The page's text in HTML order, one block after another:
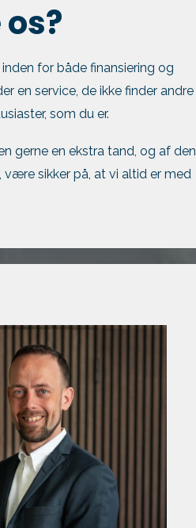
for både finansiering og
en service, de ikke finder andre
som du er.
gerne en ekstra tand, og af den
sikker på, at vi altid er med